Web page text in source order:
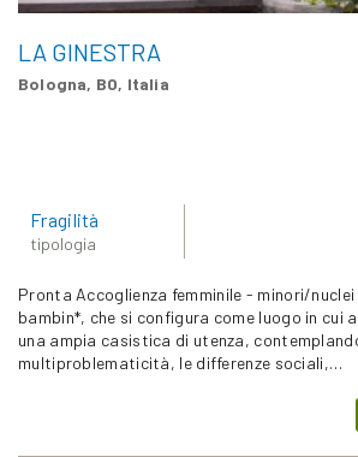
LA GINESTRA
Bologna, BO, Italia
Fragilità
tipologia
Pronta Accoglienza femminile - minori/nuclei
bambin*, che si configura come luogo in cui
una ampia casistica di utenza,
multiproblematicità, le differenze sociali,…